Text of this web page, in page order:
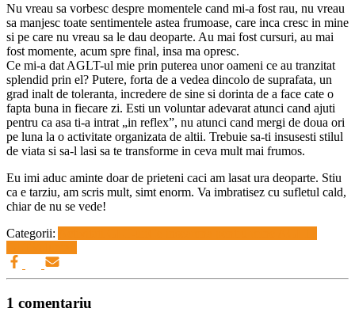
Nu vreau sa vorbesc despre momentele cand mi-a fost rau, nu vreau
sa manjesc toate sentimentele astea frumoase, care inca cresc in mine
si pe care nu vreau sa le dau deoparte. Au mai fost cursuri, au mai
fost momente, acum spre final, insa ma opresc.
Ce mi-a dat AGLT-ul mie prin puterea unor oameni ce au tranzitat
splendid prin el? Putere, forta de a vedea dincolo de suprafata, un
grad inalt de toleranta, incredere de sine si dorinta de a face cate o
fapta buna in fiecare zi. Esti un voluntar adevarat atunci cand ajuti
pentru ca asa ti-a intrat „in reflex”, nu atunci cand mergi de doua ori
pe luna la o activitate organizata de altii. Trebuie sa-ti insusesti stilul
de viata si sa-l lasi sa te transforme in ceva mult mai frumos.
Eu imi aduc aminte doar de prieteni caci am lasat ura deoparte. Stiu
ca e tarziu, am scris mult, simt enorm. Va imbratisez cu sufletul cald,
chiar de nu se vede!
Categorii:
1 comentariu